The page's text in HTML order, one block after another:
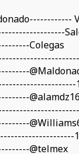
Colegas
@telmex